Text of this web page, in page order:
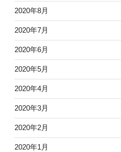
2020年8月
2020年7月
2020年6月
2020年5月
2020年4月
2020年3月
2020年2月
2020年1月